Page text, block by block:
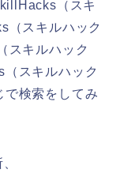
（スキ
（スキルハック
キルハック
スキルハック
検索をしてみ